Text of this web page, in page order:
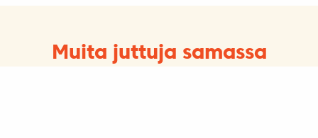
Muita juttuja samassa